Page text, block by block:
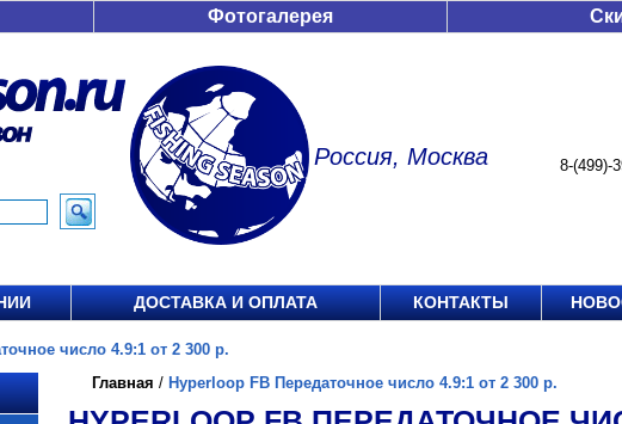
Фотогалерея
Россия, Москва 8-(499)-
ДОСТАВКА И ОПЛАТА КОНТАКТЫ
число 4.9:1 от 2 300 р.
Главная / Hyperloop FB Передаточное число 4.9:1 от 2 300 р.